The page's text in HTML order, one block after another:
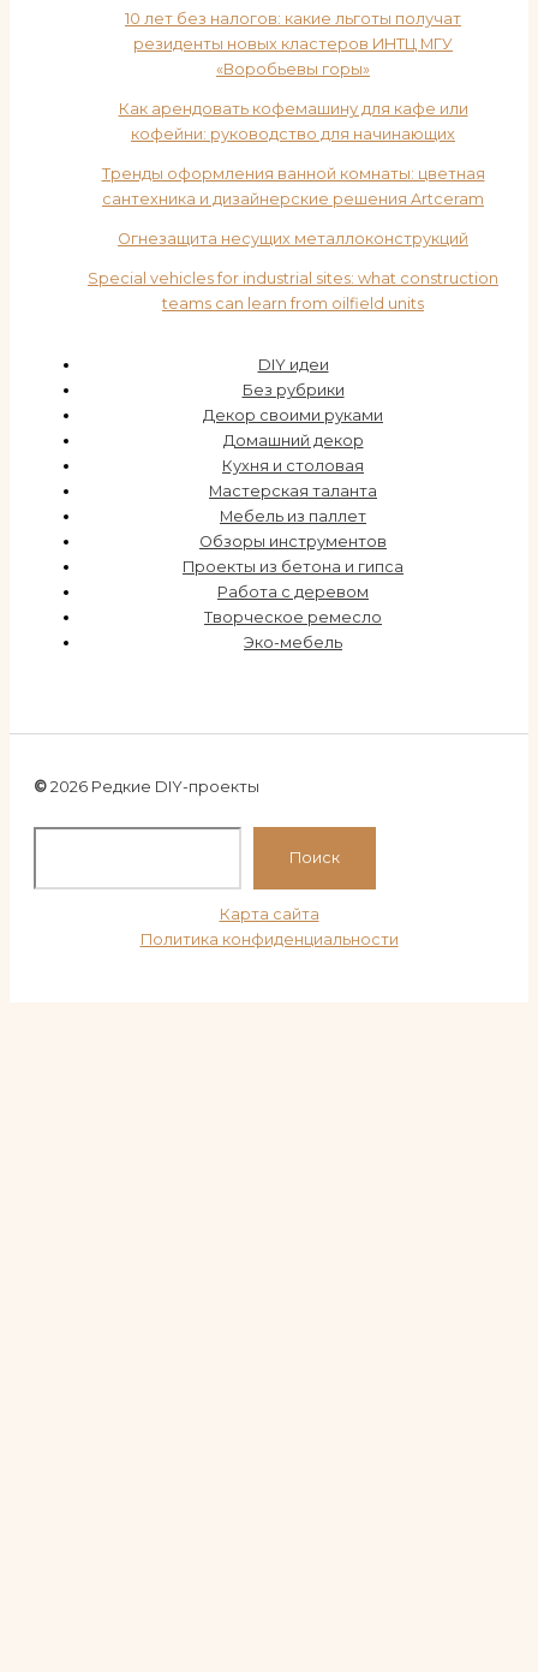
10 лет без налогов: какие льготы получат
резиденты новых кластеров ИНТЦ МГУ
«Воробьевы горы»
Как арендовать кофемашину для кафе или
кофейни: руководство для начинающих
Тренды оформления ванной комнаты: цветная
сантехника и дизайнерские решения Artceram
Огнезащита несущих металлоконструкций
Special vehicles for industrial sites: what construction
teams can learn from oilfield units
DIY идеи
Без рубрики
Декор своими руками
Домашний декор
Кухня и столовая
Мастерская таланта
Мебель из паллет
Обзоры инструментов
Проекты из бетона и гипса
Работа с деревом
Творческое ремесло
Эко-мебель
© 2026 Редкие DIY-проекты
Поиск
Карта сайта
Политика конфиденциальности